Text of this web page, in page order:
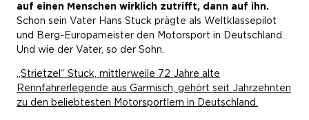
auf einen Menschen wirklich zutrifft, dann auf ihn.
Schon sein Vater Hans Stuck prägte als Weltklassepilot
und Berg-Europameister den Motorsport in Deutschland.
Und wie der Vater, so der Sohn.
„Strietzel“ Stuck, mittlerweile 72 Jahre alte
Rennfahrerlegende aus Garmisch, gehört seit Jahrzehnten
zu den beliebtesten Motorsportlern in Deutschland.